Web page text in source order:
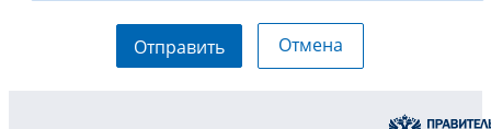
Отправить Отмена